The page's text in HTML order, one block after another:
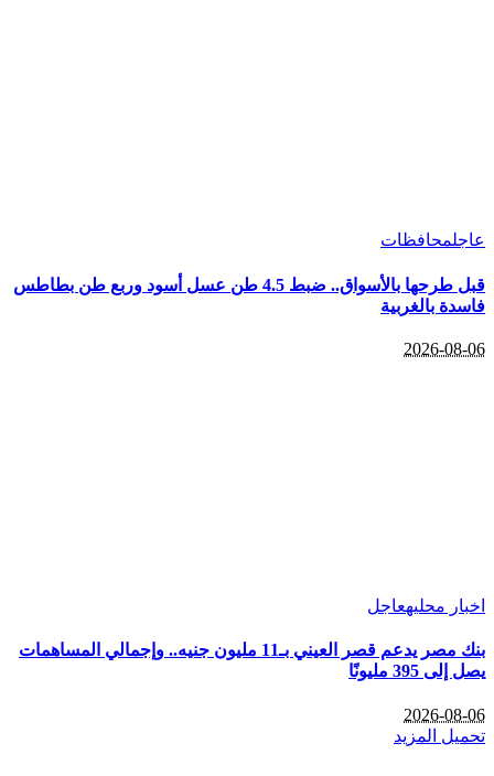
عاجلمحافظات
قبل طرحها بالأسواق.. ضبط 4.5 طن عسل أسود وربع طن بطاطس
فاسدة بالغربية
2026-08-06
اخبار محليهعاجل
بنك مصر يدعم قصر العيني بـ11 مليون جنيه.. وإجمالي المساهمات
يصل إلى 395 مليونًا
2026-08-06
تحميل المزيد